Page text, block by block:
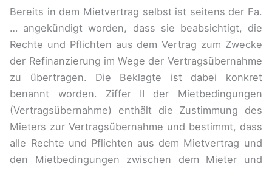
Bereits in dem Mietvertrag selbst ist seitens der Fa.
… angekündigt worden, dass sie beabsichtigt, die
Rechte und Pflichten aus dem Vertrag zum Zwecke
der Refinanzierung im Wege der Vertragsübernahme
zu übertragen. Die Beklagte ist dabei konkret
benannt worden. Ziffer II der Mietbedingungen
(Vertragsübernahme) enthält die Zustimmung des
Mieters zur Vertragsübernahme und bestimmt, dass
alle Rechte und Pflichten aus dem Mietvertrag und
den Mietbedingungen zwischen dem Mieter und